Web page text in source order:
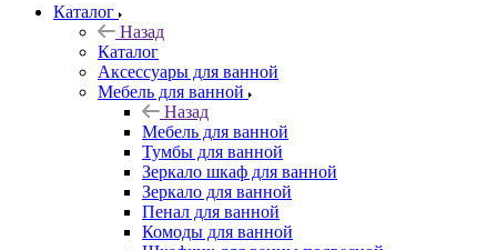
Каталог
Назад
Каталог
Аксессуары для ванной
Мебель для ванной
Назад
Мебель для ванной
Тумбы для ванной
Зеркало шкаф для ванной
Зеркало для ванной
Пенал для ванной
Комоды для ванной